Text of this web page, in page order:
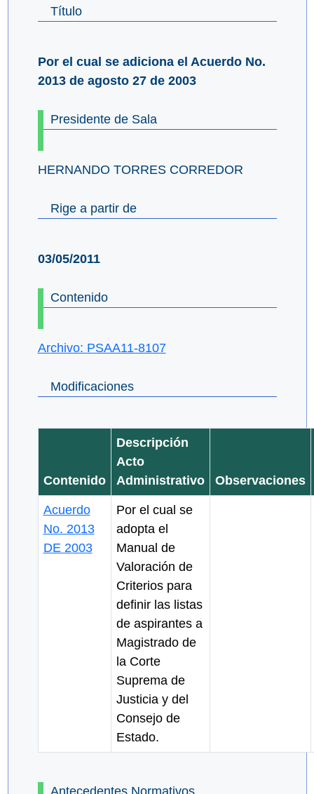
Título
Por el cual se adiciona el Acuerdo No.
2013 de agosto 27 de 2003
Presidente de Sala
HERNANDO TORRES CORREDOR
Rige a partir de
03/05/2011
Contenido
Archivo: PSAA11-8107
Modificaciones
Contenido
Descripción
Acto
Administrativo
Observaciones
Acuerdo
No. 2013
DE 2003
Por el cual se
adopta el
Manual de
Valoración de
Criterios para
definir las listas
de aspirantes a
Magistrado de
la Corte
Suprema de
Justicia y del
Consejo de
Estado.